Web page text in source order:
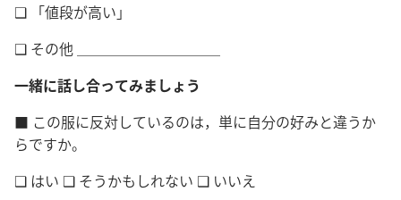
❑ 「値段が高い」
❑ その他 ＿＿＿＿＿＿＿＿＿＿
一緒に話し合ってみましょう
■ この服に反対しているのは，単に自分の好みと違うか
らですか。
❑ はい ❑ そうかもしれない ❑ いいえ